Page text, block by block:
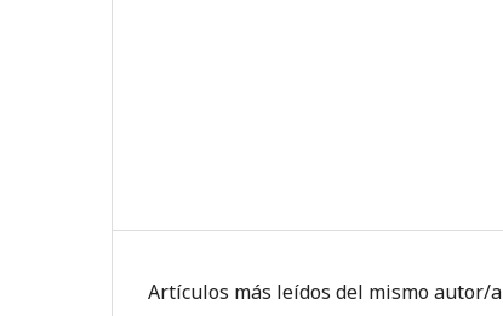
Artículos más leídos del mismo autor/a